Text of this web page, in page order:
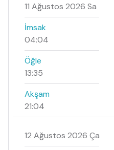
11 Ağustos 2026 Sa
İmsak
04:04
Öğle
13:35
Akşam
21:04
12 Ağustos 2026 Ça